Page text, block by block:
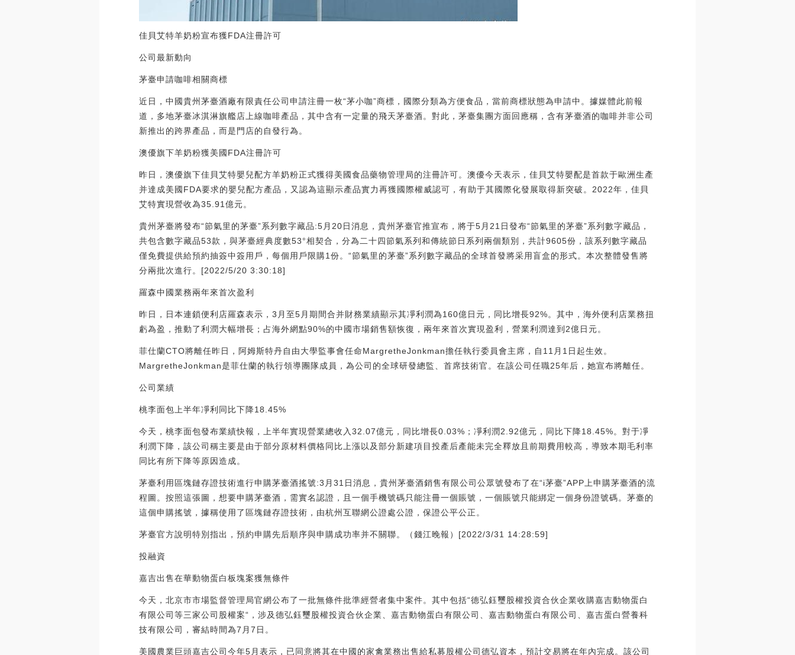
佳貝艾特羊奶粉宣布獲FDA注冊許可
公司最新動向
茅臺申請咖啡相關商標
近日，中國貴州茅臺酒廠有限責任公司申請注冊一枚“茅小咖”商標，國際分類為方便食品，當前商標狀態為申請中。據媒體此前報
道，多地茅臺冰淇淋旗艦店上線咖啡產品，其中含有一定量的飛天茅臺酒。對此，茅臺集團方面回應稱，含有茅臺酒的咖啡并非公司
新推出的跨界產品，而是門店的自發行為。
澳優旗下羊奶粉獲美國FDA注冊許可
昨日，澳優旗下佳貝艾特嬰兒配方羊奶粉正式獲得美國食品藥物管理局的注冊許可。澳優今天表示，佳貝艾特嬰配是首款于歐洲生產
并達成美國FDA要求的嬰兒配方產品，又認為這顯示產品實力再獲國際權威認可，有助于其國際化發展取得新突破。2022年，佳貝
艾特實現營收為35.91億元。
貴州茅臺將發布“節氣里的茅臺”系列數字藏品:5月20日消息，貴州茅臺官推宣布，將于5月21日發布“節氣里的茅臺”系列數字藏品，
共包含數字藏品53款，與茅臺經典度數53°相契合，分為二十四節氣系列和傳統節日系列兩個類別，共計9605份，該系列數字藏品
僅免費提供給預約抽簽中簽用戶，每個用戶限購1份。“節氣里的茅臺”系列數字藏品的全球首發將采用盲盒的形式。本次整體發售將
分兩批次進行。[2022/5/20 3:30:18]
羅森中國業務兩年來首次盈利
昨日，日本連鎖便利店羅森表示，3月至5月期間合并財務業績顯示其凈利潤為160億日元，同比增長92%。其中，海外便利店業務扭
虧為盈，推動了利潤大幅增長；占海外網點90%的中國市場銷售額恢復，兩年來首次實現盈利，營業利潤達到2億日元。
菲仕蘭CTO將離任昨日，阿姆斯特丹自由大學監事會任命MargretheJonkman擔任執行委員會主席，自11月1日起生效。
MargretheJonkman是菲仕蘭的執行領導團隊成員，為公司的全球研發總監、首席技術官。在該公司任職25年后，她宣布將離任。
公司業績
桃李面包上半年凈利同比下降18.45%
今天，桃李面包發布業績快報，上半年實現營業總收入32.07億元，同比增長0.03%；凈利潤2.92億元，同比下降18.45%。對于凈
利潤下降，該公司稱主要是由于部分原材料價格同比上漲以及部分新建項目投產后產能未完全釋放且前期費用較高，導致本期毛利率
同比有所下降等原因造成。
茅臺利用區塊鏈存證技術進行申購茅臺酒搖號:3月31日消息，貴州茅臺酒銷售有限公司公眾號發布了在“i茅臺”APP上申購茅臺酒的流
程圖。按照這張圖，想要申購茅臺酒，需實名認證，且一個手機號碼只能注冊一個賬號，一個賬號只能綁定一個身份證號碼。茅臺的
這個申購搖號，據稱使用了區塊鏈存證技術，由杭州互聯網公證處公證，保證公平公正。
茅臺官方說明特別指出，預約申購先后順序與申購成功率并不關聯。（錢江晚報）[2022/3/31 14:28:59]
投融資
嘉吉出售在華動物蛋白板塊案獲無條件
今天，北京市市場監督管理局官網公布了一批無條件批準經營者集中案件。其中包括“德弘鈺璽股權投資合伙企業收購嘉吉動物蛋白
有限公司等三家公司股權案“，涉及德弘鈺璽股權投資合伙企業、嘉吉動物蛋白有限公司、嘉吉動物蛋白有限公司、嘉吉蛋白營養科
技有限公司，審結時間為7月7日。
美國農業巨頭嘉吉公司今年5月表示，已同意將其在中國的家禽業務出售給私募股權公司德弘資本，預計交易將在年內完成。該公司